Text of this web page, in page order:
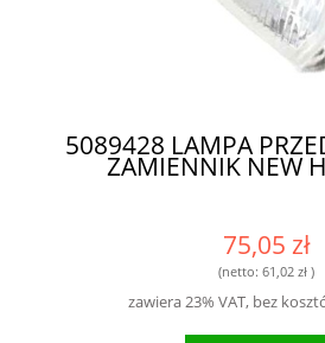
5089428 LAMPA
ZAMIENNIK NEW
75,05 zł
(netto: 61,02 zł)
zawiera 23% VAT, bez